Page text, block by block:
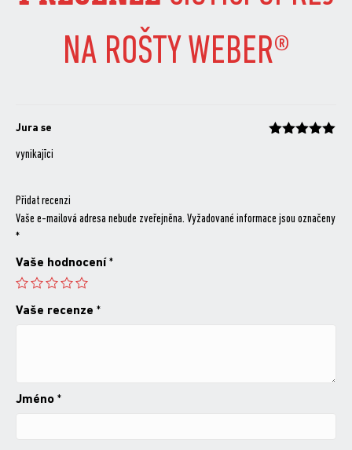
NA ROŠTY WEBER®
Jura se
vynikajīci
Přidat recenzi
Vaše e-mailová adresa nebude zveřejněna. Vyžadované informace jsou označeny
*
Vaše hodnocení *
Vaše recenze *
Jméno *